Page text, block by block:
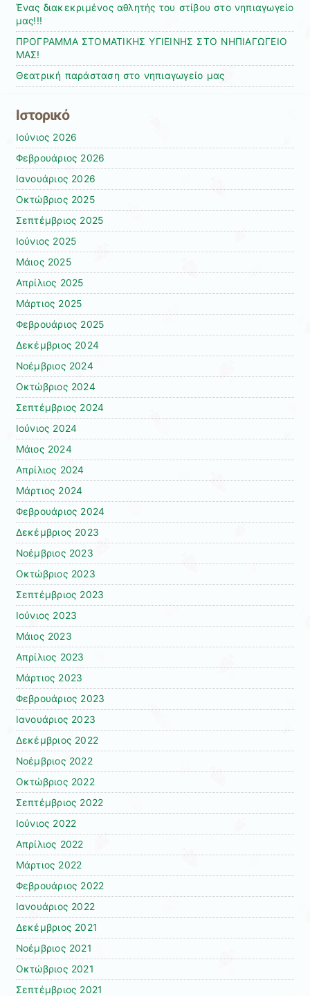
Ένας διακεκριμένος αθλητής του στίβου στο νηπιαγωγείο
μας!!!
ΠΡΟΓΡΑΜΜΑ ΣΤΟΜΑΤΙΚΗΣ ΥΓΙΕΙΝΗΣ ΣΤΟ ΝΗΠΙΑΓΩΓΕΙΟ
ΜΑΣ!
Θεατρική παράσταση στο νηπιαγωγείο μας
Ιστορικό
Ιούνιος 2026
Φεβρουάριος 2026
Ιανουάριος 2026
Οκτώβριος 2025
Σεπτέμβριος 2025
Ιούνιος 2025
Μάιος 2025
Απρίλιος 2025
Μάρτιος 2025
Φεβρουάριος 2025
Δεκέμβριος 2024
Νοέμβριος 2024
Οκτώβριος 2024
Σεπτέμβριος 2024
Ιούνιος 2024
Μάιος 2024
Απρίλιος 2024
Μάρτιος 2024
Φεβρουάριος 2024
Δεκέμβριος 2023
Νοέμβριος 2023
Οκτώβριος 2023
Σεπτέμβριος 2023
Ιούνιος 2023
Μάιος 2023
Απρίλιος 2023
Μάρτιος 2023
Φεβρουάριος 2023
Ιανουάριος 2023
Δεκέμβριος 2022
Νοέμβριος 2022
Οκτώβριος 2022
Σεπτέμβριος 2022
Ιούνιος 2022
Απρίλιος 2022
Μάρτιος 2022
Φεβρουάριος 2022
Ιανουάριος 2022
Δεκέμβριος 2021
Νοέμβριος 2021
Οκτώβριος 2021
Σεπτέμβριος 2021